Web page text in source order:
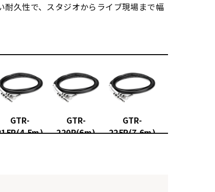
耐久性で、スタジオからライブ現場まで幅
GTR-
GTR-
220R(6m)
GTR-
225R(7.6m)